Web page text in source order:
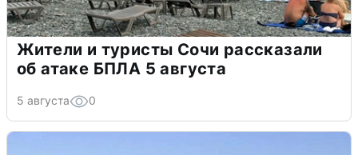
Жители и туристы Сочи рассказали
об атаке БПЛА 5 августа
5 августа 0